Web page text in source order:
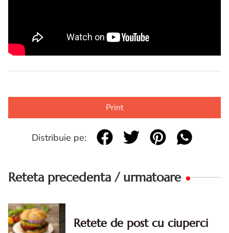
Print
Distribuie pe:
Reteta precedenta / urmatoare
Retete de post cu ciuperci